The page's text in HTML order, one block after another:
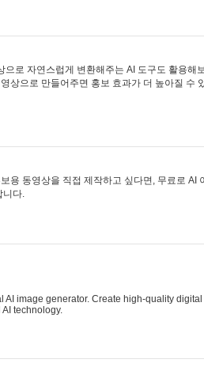
로 자연스럽게 변환해주는 AI 도구도 활용해
상으로 만들어주면 홍보 효과가 더 높아질 수
용 동영상을 직접 제작하고 싶다면, 무료로 AI 이
니다.
image generator. Create high-quality digital
technology.